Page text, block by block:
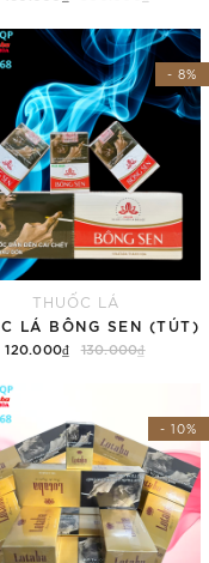
vào giỏ hàng
- 8%
THUỐC LÁ
LÁ BÔNG SEN (TÚT)
120.000₫ 130.000₫
vào giỏ hàng
- 10%